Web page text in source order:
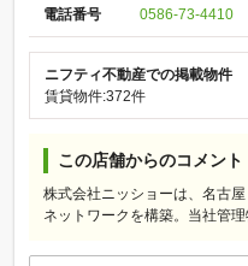
電話番号 0586-73-4410
ニフティ不動産での掲載物件
賃貸物件:372件
この店舗からのコメント
株式会社ニッショーは、名古
ネットワークを構築。当社管理